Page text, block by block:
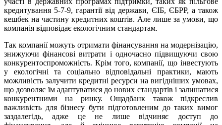
кредитування 5-7-9, гарантії від держави, ЄІБ, ЄБРР, а також
кешбек на частину кредитних коштів. Але лише за умови, що
компанія відповідає екологічним стандартам.
Так компанії можуть отримати фінансування на модернізацію,
знижуючи фінансові витрати і одночасно підвищуючи свою
конкурентоспроможність. Крім того, компанії, що інвестують
у екологічні та соціально відповідальні практики, мають
можливість залучити кредитні ресурси на вигідніших умовах,
що дозволяє їм адаптуватися до нових стандартів і залишатися
конкурентними на ринку. Ощадбанк також підкреслив
важливість для бізнесу бути підготовленим до таких вимог
заздалегідь, адже це не лише відчиняє доступ до